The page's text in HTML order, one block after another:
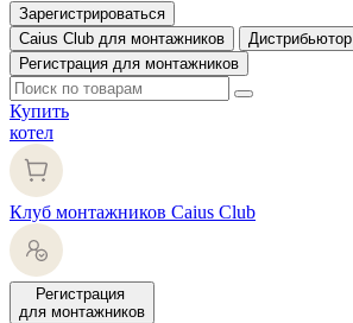
Зарегистрироваться
Caius Club для монтажников
Дистрибьютор
Регистрация для монтажников
Купить
котел
Клуб монтажников Caius Club
Регистрация
для монтажников